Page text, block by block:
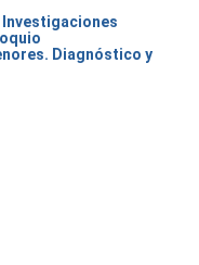
Diagnóstico y